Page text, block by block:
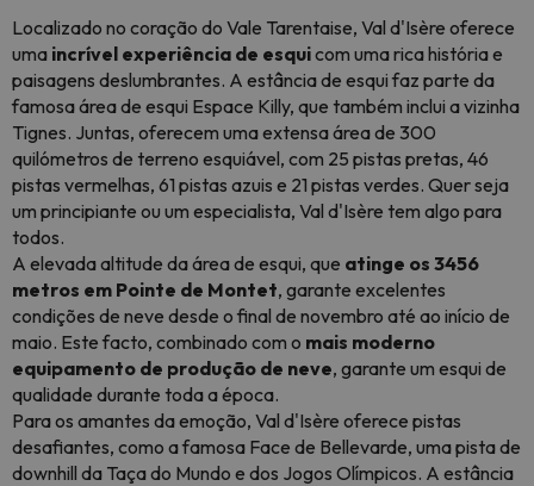
Localizado no coração do Vale Tarentaise, Val d'Isère oferece
uma incrível experiência de esquicom uma rica história e
paisagens deslumbrantes. A estância de esqui faz parte da
famosa área de esqui Espace Killy, que também inclui a vizinha
Tignes. Juntas, oferecem uma extensa área de 300
quilómetros de terreno esquiável, com 25 pistas pretas, 46
pistas vermelhas, 61 pistas azuis e 21 pistas verdes. Quer seja
um principiante ou um especialista, Val d'Isère tem algo para
todos.
A elevada altitude da área de esqui, que atinge os 3456
metros em Pointe de Montet, garante excelentes
condições de neve desde o final de novembro até ao início de
maio. Este facto, combinado com o mais moderno
equipamento de produção de neve, garante um esqui de
qualidade durante toda a época.
Para os amantes da emoção, Val d'Isère oferece pistas
desafiantes, como a famosa Face de Bellevarde, uma pista de
downhill da Taça do Mundo e dos Jogos Olímpicos. A estância